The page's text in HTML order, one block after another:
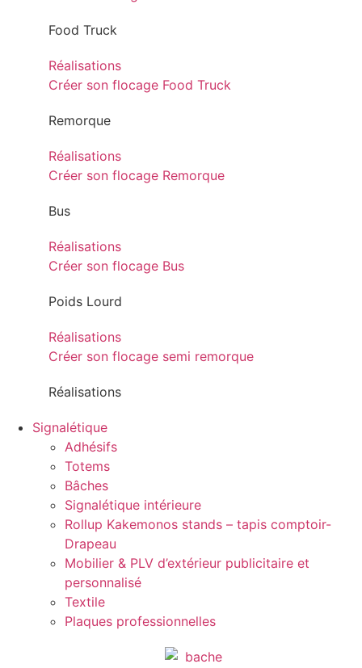
Food Truck
Réalisations
Créer son flocage Food Truck
Remorque
Réalisations
Créer son flocage Remorque
Bus
Réalisations
Créer son flocage Bus
Poids Lourd
Réalisations
Créer son flocage semi remorque
Réalisations
Signalétique
Adhésifs
Totems
Bâches
Signalétique intérieure
Rollup Kakemonos stands – tapis comptoir-
Drapeau
Mobilier & PLV d’extérieur publicitaire et
personnalisé
Textile
Plaques professionnelles